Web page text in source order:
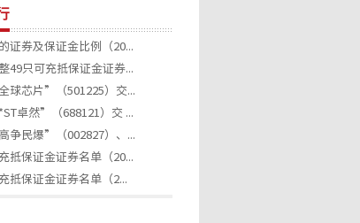
证券及保证金比例（20...
49只可充抵保证金证券...
球芯片”（501225）交...
卓然”（688121）交 ...
争民爆”（002827）、...
抵保证金证券名单（20...
抵保证金证券名单（2...